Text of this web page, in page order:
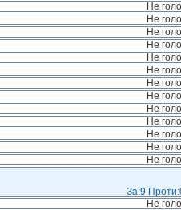
Не
Не
Не
Не
Не
Не
Не
Не
Не
Не
Не
Не
Не
За:9
Не